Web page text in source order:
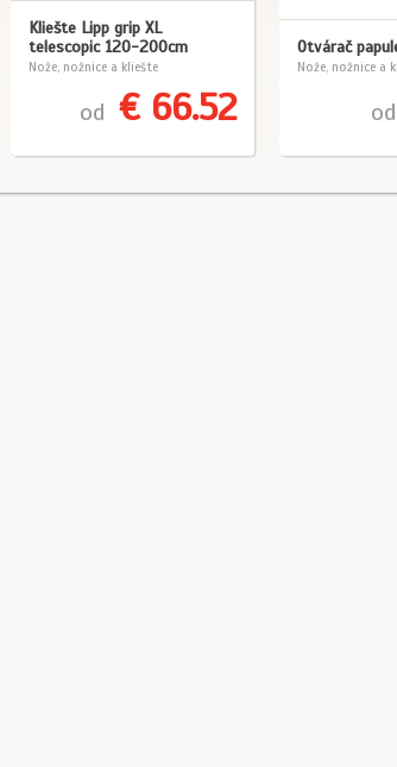
Kliešte Lipp grip XL
telescopic 120-200cm
Nože, nožnice a kliešte
od € 66.52
Otvárač
Nože, nožnice a
od